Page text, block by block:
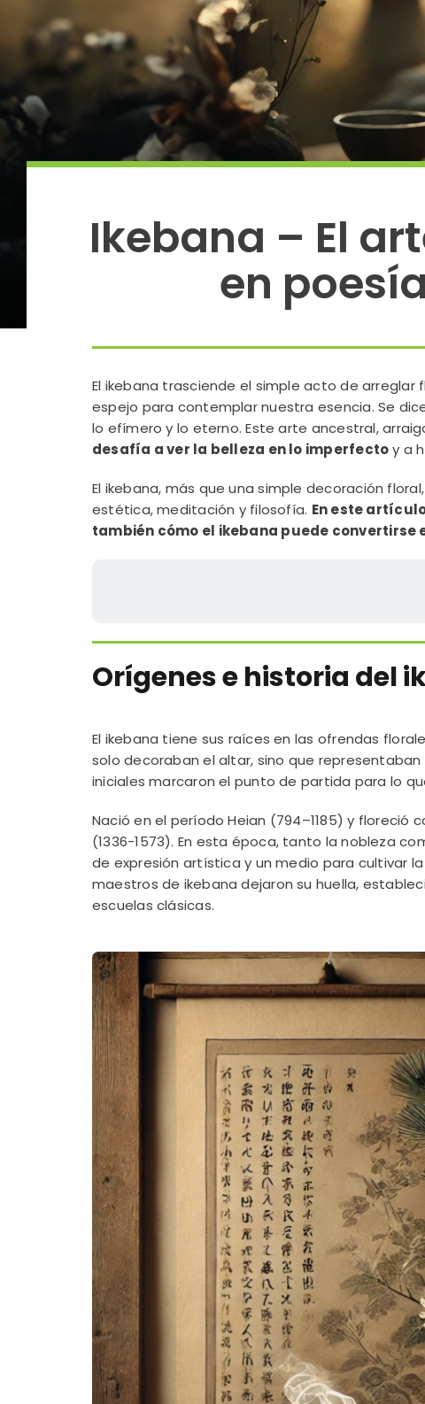
Ikebana – El
en
El ikebana trasciende el simple acto de arreglar
espejo para contemplar nuestra esencia. Se
lo efímero y lo eterno. Este arte ancestral,
desafía a ver la belleza en lo imperfectoy a
El ikebana, más que una simple decoración
estética, meditación y filosofía. En este
también cómo el ikebana puede
Orígenes e historia del
El ikebana tiene sus raíces en las ofrendas
solo decoraban el altar, sino que
iniciales marcaron el punto de partida para lo
Nació en el período Heian (794–1185) y
(1336-1573). En esta época, tanto la nobleza
de expresión artística y un medio para cultivar
maestros de ikebana dejaron su huella,
escuelas clásicas.